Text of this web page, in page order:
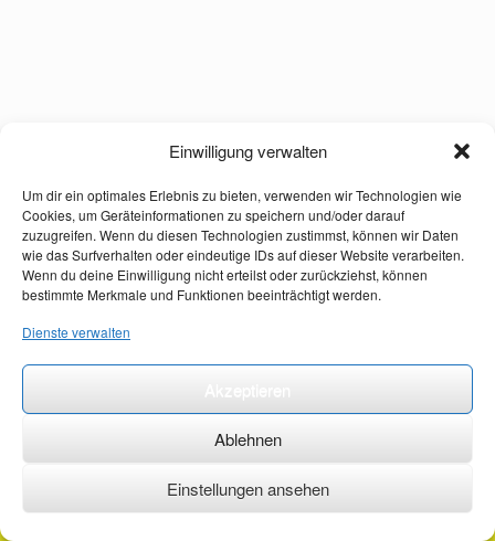
Einwilligung verwalten
Um dir ein optimales Erlebnis zu bieten, verwenden wir Technologien wie
Cookies, um Geräteinformationen zu speichern und/oder darauf
zuzugreifen. Wenn du diesen Technologien zustimmst, können wir Daten
wie das Surfverhalten oder eindeutige IDs auf dieser Website verarbeiten.
Wenn du deine Einwilligung nicht erteilst oder zurückziehst, können
bestimmte Merkmale und Funktionen beeinträchtigt werden.
Dienste verwalten
Ablehnen
Einstellungen ansehen
©2026 ·erstehilfekurs-mauch.de ·AGB ·Datenschutzerklärung ·Impressum ·